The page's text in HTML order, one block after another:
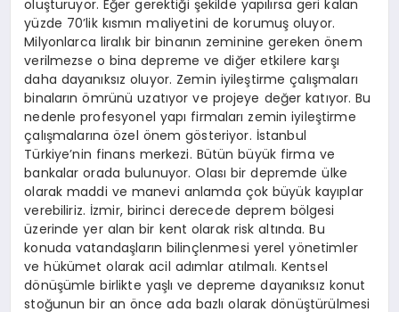
oluşturuyor. Eğer gerektiği şekilde yapılırsa geri kalan
yüzde 70’lik kısmın maliyetini de korumuş oluyor.
Milyonlarca liralık bir binanın zeminine gereken önem
verilmezse o bina depreme ve diğer etkilere karşı
daha dayanıksız oluyor. Zemin iyileştirme çalışmaları
binaların ömrünü uzatıyor ve projeye değer katıyor. Bu
nedenle profesyonel yapı firmaları zemin iyileştirme
çalışmalarına özel önem gösteriyor. İstanbul
Türkiye’nin finans merkezi. Bütün büyük firma ve
bankalar orada bulunuyor. Olası bir depremde ülke
olarak maddi ve manevi anlamda çok büyük kayıplar
verebiliriz. İzmir, birinci derecede deprem bölgesi
üzerinde yer alan bir kent olarak risk altında. Bu
konuda vatandaşların bilinçlenmesi yerel yönetimler
ve hükümet olarak acil adımlar atılmalı. Kentsel
dönüşümle birlikte yaşlı ve depreme dayanıksız konut
stoğunun bir an önce ada bazlı olarak dönüştürülmesi